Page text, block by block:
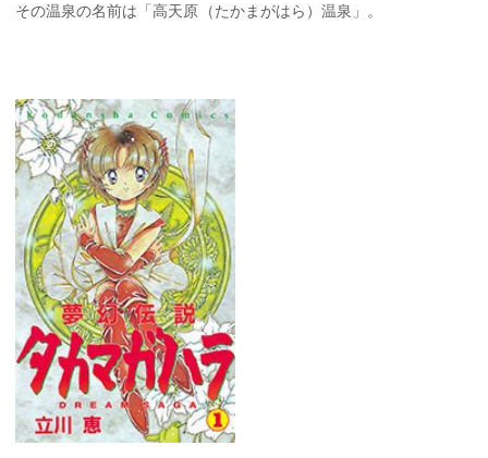
その温泉の名前は「高天原（たかまがはら）温泉」。